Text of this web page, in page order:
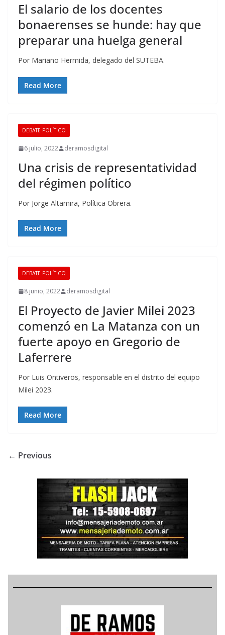
El salario de los docentes
bonaerenses se hunde: hay que
preparar una huelga general
Por Mariano Hermida, delegado del SUTEBA.
Read More
DEBATE POLÍTICO
6 julio, 2022 deramosdigital
Una crisis de representatividad
del régimen político
Por Jorge Altamira, Política Obrera.
Read More
DEBATE POLÍTICO
8 junio, 2022 deramosdigital
El Proyecto de Javier Milei 2023
comenzó en La Matanza con un
fuerte apoyo en Gregorio de
Laferrere
Por Luis Ontiveros, responsable en el distrito del equipo
Milei 2023.
Read More
← Previous